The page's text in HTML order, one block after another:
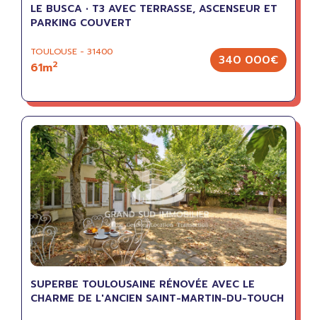
LE BUSCA • T3 AVEC TERRASSE, ASCENSEUR ET
PARKING COUVERT
TOULOUSE - 31400
61m2 340 000€
SUPERBE TOULOUSAINE RÉNOVÉE AVEC LE
CHARME DE L'ANCIEN SAINT-MARTIN-DU-TOUCH